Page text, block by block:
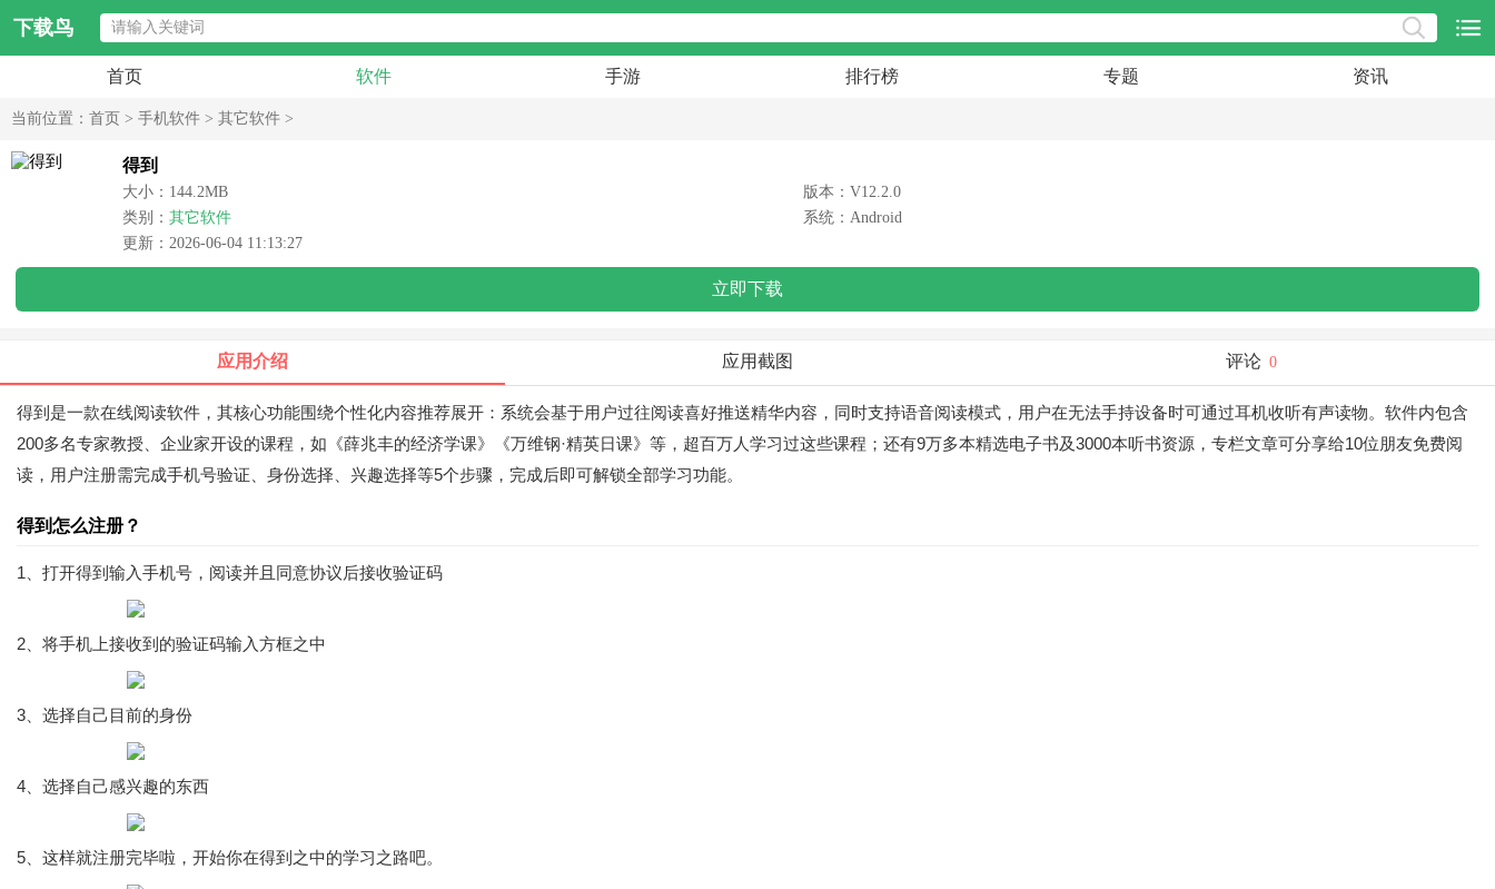
下载鸟
首页 软件 手游 排行榜 专题 资讯
当前位置： 首页 > 手机软件 > 其它软件 >
得到
大小：144.2MB
版本：V12.2.0
类别： 其它软件
系统：Android
更新：2026-06-04 11:13:27
立即下载
应用介绍 应用截图 评论 0
得到是一款在线阅读软件，其核心功能围绕个性化内容推荐展开：系统会基于用户过往阅读喜好推送精华内容，同时支持语音阅读模式，用户在无法手持设备时可通过耳机收听有声读物。软件内包含
200多名专家教授、企业家开设的课程，如《薛兆丰的经济学课》《万维钢·精英日课》等，超百万人学习过这些课程；还有9万多本精选电子书及3000本听书资源，专栏文章可分享给10位朋友免费阅
读，用户注册需完成手机号验证、身份选择、兴趣选择等5个步骤，完成后即可解锁全部学习功能。
得到怎么注册？
1、打开得到输入手机号，阅读并且同意协议后接收验证码
2、将手机上接收到的验证码输入方框之中
3、选择自己目前的身份
4、选择自己感兴趣的东西
5、这样就注册完毕啦，开始你在得到之中的学习之路吧。